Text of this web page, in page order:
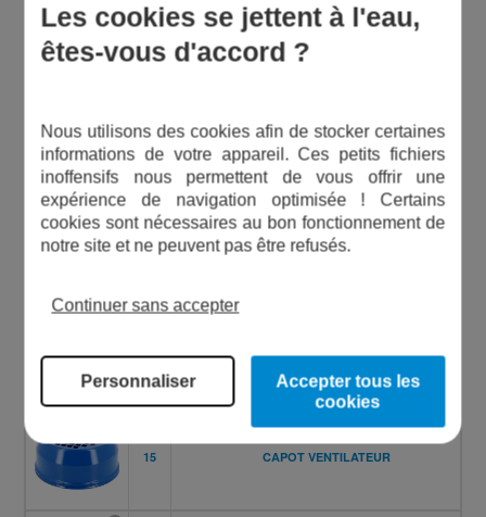
17 BOÎTIER ÉLECTRONIQUE
24 BOUCHON
25 BOUCHON
PIÈCE D'ORIGINE
PIÈCE D'ORIGINE
15 CAPOT VENTILATEUR
Les cookies se jettent à l'eau,
êtes-vous d'accord ?
Nous utilisons des cookies afin de stocker certaines
informations de votre appareil. Ces petits fichiers
inoffensifs nous permettent de vous offrir une
expérience de navigation optimisée ! Certains
cookies sont nécessaires au bon fonctionnement de
notre site et ne peuvent pas être refusés.
Continuer sans accepter
Personnaliser
Accepter tous les
cookies